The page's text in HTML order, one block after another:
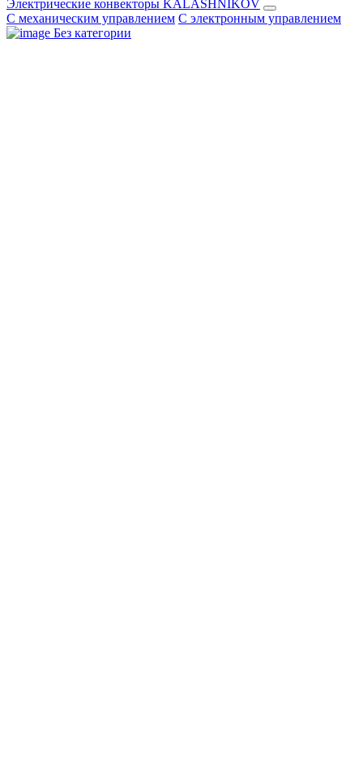
Электрические конвекторы KALASHNIKOV
С механическим управлением С электронным управлением
Без категории